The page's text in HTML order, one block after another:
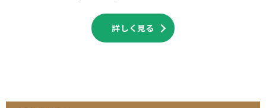
詳しく見る